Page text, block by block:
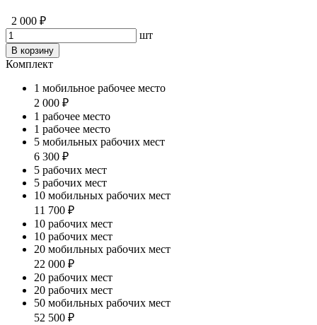
2 000 ₽
шт
В корзину
Комплект
1 мобильное рабочее место
2 000 ₽
1 рабочее место
1 рабочее место
5 мобильных рабочих мест
6 300 ₽
5 рабочих мест
5 рабочих мест
10 мобильных рабочих мест
11 700 ₽
10 рабочих мест
10 рабочих мест
20 мобильных рабочих мест
22 000 ₽
20 рабочих мест
20 рабочих мест
50 мобильных рабочих мест
52 500 ₽